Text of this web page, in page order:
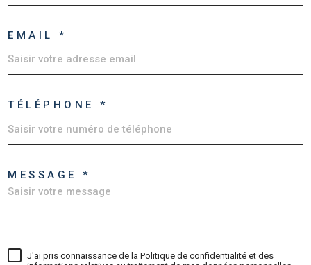
EMAIL *
TÉLÉPHONE *
MESSAGE *
J'ai pris connaissance de la Politique de confidentialité et des